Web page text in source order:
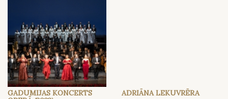
GADUMIJAS KONCERTS
ADRIĀNA LEKUVRĒRA